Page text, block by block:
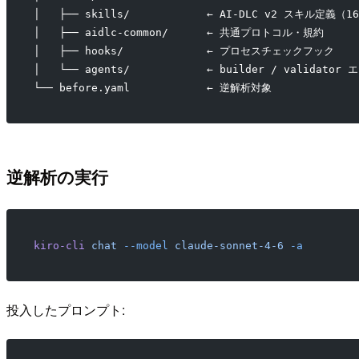
│   ├── skills/            ← AI-DLC v2 スキル定義（16ス
│   ├── aidlc-common/      ← 共通プロトコル・規約
│   ├── hooks/             ← プロセスチェックフック
│   └── agents/            ← builder / validator エー
└── before.yaml            ← 逆解析対象
逆解析の実行
kiro-cli chat --model claude-sonnet-4-6 -a
投入したプロンプト: